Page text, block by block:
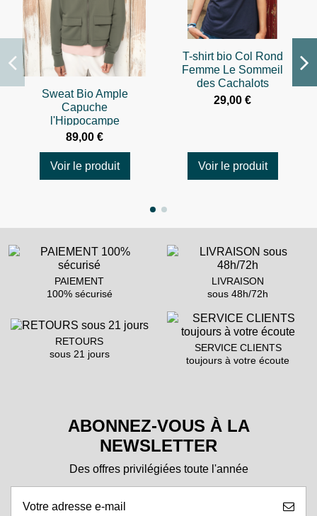
Sweat Bio Ample
Capuche
l'Hippocampe
89,00 €
Voir le produit
T-shirt bio Col Rond
Femme Le Sommeil
des Cachalots
29,00 €
Voir le produit
PAIEMENT
100% sécurisé
LIVRAISON
sous 48h/72h
RETOURS
sous 21 jours
SERVICE CLIENTS
toujours à votre écoute
ABONNEZ-VOUS À LA
NEWSLETTER
Des offres privilégiées toute l'année